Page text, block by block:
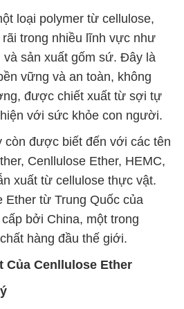
loại polymer từ cellulose,
trong nhiều lĩnh vực như
sản xuất gốm sứ. Đây là
vững và an toàn, không
được chiết xuất từ sợi tự
với sức khỏe con người.
còn được biết đến với các tên
Cenllulose Ether, HEMC,
xuất từ cellulose thực vật.
Ether từ Trung Quốc của
bởi China, một trong
hàng đầu thế giới.
Của Cenllulose Ether